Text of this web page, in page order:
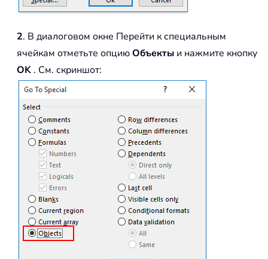
2. В диалоговом окне Перейти к специальным
ячейкам отметьте опциюОбъекты и нажмите кнопку
OK . См. скриншот: